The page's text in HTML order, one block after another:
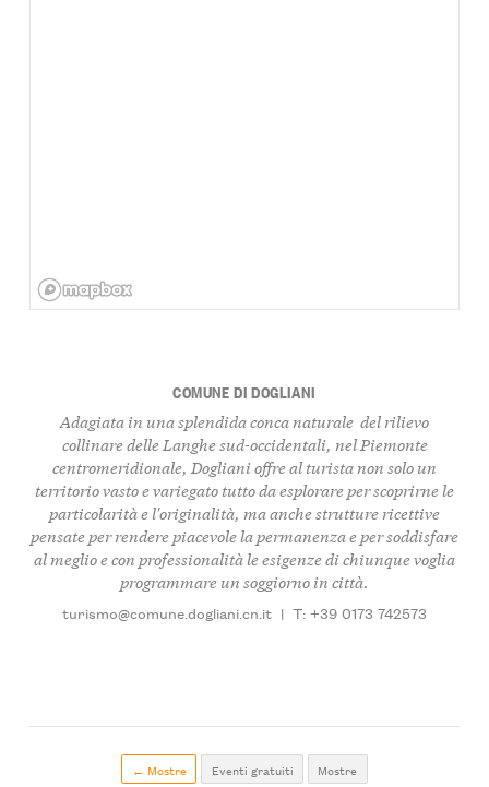
COMUNE DI DOGLIANI
Adagiata in una splendida conca naturale del rilievo
collinare delle Langhe sud-occidentali, nel Piemonte
centromeridionale, Dogliani offre al turista non solo un
territorio vasto e variegato tutto da esplorare per scoprirne le
particolarità e l'originalità, ma anche strutture ricettive
pensate per rendere piacevole la permanenza e per soddisfare
al meglio e con professionalità le esigenze di chiunque voglia
programmare un soggiorno in città.
turismo@comune.dogliani.cn.it | T: +39 0173 742573
← Mostre Eventi gratuiti Mostre